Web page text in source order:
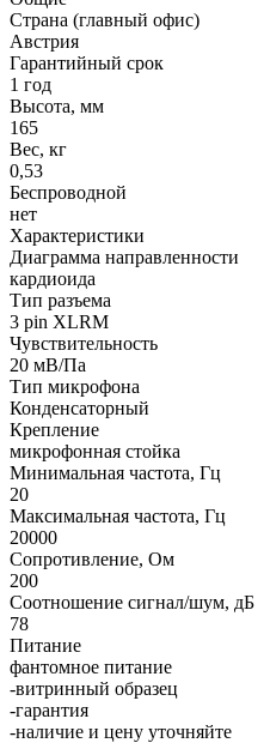
Страна (главный офис)
Австрия
Гарантийный срок
1 год
Высота, мм
165
Вес, кг
0,53
Беспроводной
нет
Характеристики
Диаграмма направленности
кардиоида
Тип разъема
3 pin XLRM
Чувствительность
20 мВ/Па
Тип микрофона
Конденсаторный
Крепление
микрофонная стойка
Минимальная частота, Гц
20
Максимальная частота, Гц
20000
Сопротивление, Ом
200
Соотношение сигнал/шум, дБ
78
Питание
фантомное питание
-витринный образец
-гарантия
-наличие и цену уточняйте